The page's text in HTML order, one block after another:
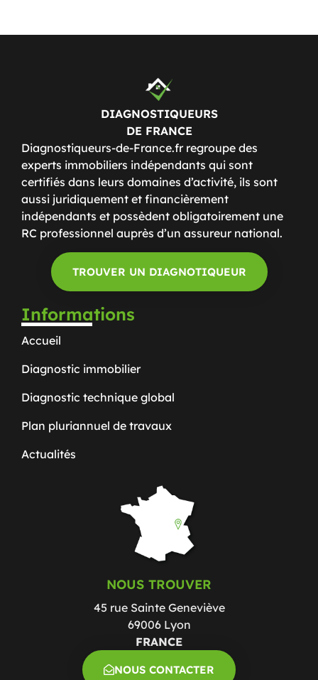
DIAGNOSTIQUEURS
DE FRANCE
Diagnostiqueurs-de-France.fr regroupe des
experts immobiliers indépendants qui sont
certifiés dans leurs domaines d’activité, ils sont
aussi juridiquement et financièrement
indépendants et possèdent obligatoirement une
RC professionnel auprès d’un assureur national.
TROUVER UN DIAGNOTIQUEUR
Informations
Accueil
Diagnostic immobilier
Diagnostic technique global
Plan pluriannuel de travaux
Actualités
NOUS TROUVER
45 rue Sainte Geneviève
69006 Lyon
FRANCE
NOUS CONTACTER